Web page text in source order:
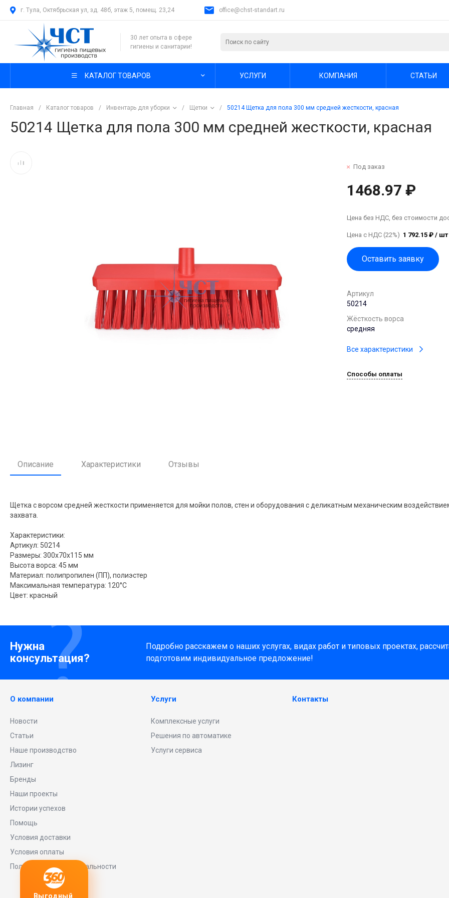
г. Тула, Октябрьская ул, зд. 48б, этаж 5, помещ. 23,24 office@chst-standart.ru
30 лет опыта в сфере
гигиены и санитарии!
КАТАЛОГ ТОВАРОВ УСЛУГИ КОМПАНИЯ СТАТЬИ
Главная / Каталог товаров / Инвентарь для уборки / Щетки / 50214 Щетка для пола 300 мм средней жесткости, красная
50214 Щетка для пола 300 мм средней жесткости, красная
Под заказ
1468.97 ₽
Цена без НДС, без стоимости
Цена с НДС (22%) 1 792.15 ₽ / шт
Оставить заявку
Артикул
50214
Жёсткость ворса
средняя
Все характеристики
Способы оплаты
Описание Характеристики Отзывы
Щетка с ворсом средней жесткости применяется для мойки полов, стен и оборудования с деликатным механическим
захвата.
Характеристики:
Артикул: 50214
Размеры: 300x70x115 мм
Высота ворса: 45 мм
Материал: полипропилен (ПП), полиэстер
Максимальная температура: 120°С
Цвет: красный
Нужна
консультация?
Подробно расскажем о наших услугах, видах работ и типовых проектах,
подготовим индивидуальное предложение!
О компании
Новости
Статьи
Наше производство
Лизинг
Бренды
Наши проекты
Истории успехов
Помощь
Условия доставки
Условия оплаты
Политика конфиденциальности
Услуги
Комплексные услуги
Решения по автоматике
Услуги сервиса
Контакты
Выгодный